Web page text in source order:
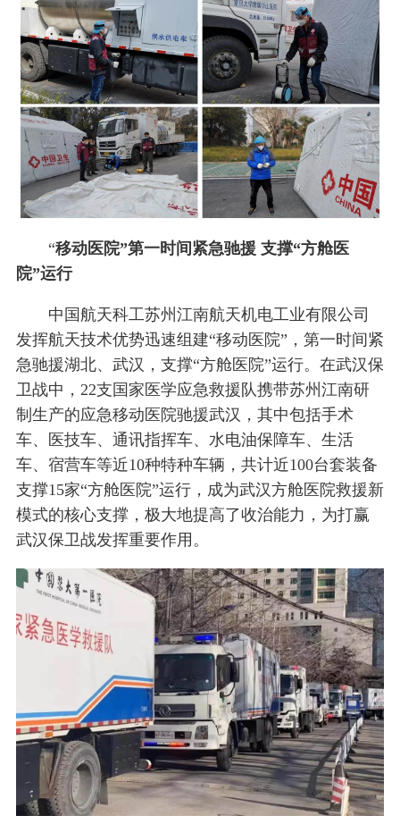
“移动医院”第一时间紧急驰援 支撑“方舱医
院”运行
中国航天科工苏州江南航天机电工业有限公司
发挥航天技术优势迅速组建“移动医院”，第一时间紧
急驰援湖北、武汉，支撑“方舱医院”运行。在武汉保
卫战中，22支国家医学应急救援队携带苏州江南研
制生产的应急移动医院驰援武汉，其中包括手术
车、医技车、通讯指挥车、水电油保障车、生活
车、宿营车等近10种特种车辆，共计近100台套装备
支撑15家“方舱医院”运行，成为武汉方舱医院救援新
模式的核心支撑，极大地提高了收治能力，为打赢
武汉保卫战发挥重要作用。